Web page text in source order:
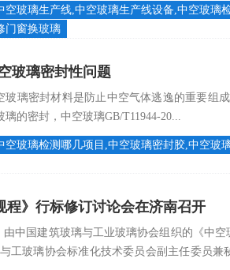
空玻璃生产线,中空玻璃生产线设备,中空玻璃
门窗换玻璃
玻璃密封性问题
玻璃密封材料是防止中空气体逃逸的重要组
璃的密封，中空玻璃GB/T11944-20...
空玻璃检测哪几项目,中空玻璃密封胶,中空玻
程》行标修订讨论会在济南召开
由中国建筑玻璃与工业玻璃协会组织的《中
工玻璃协会标准化技术委员会副主任委员